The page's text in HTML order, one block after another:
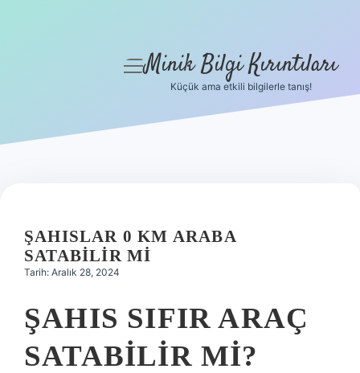
Hakkımızda
menüyü
Minik Bilgi Kırıntıları
Küçük ama etkili bilgilerle tanış!
ŞAHISLAR 0 KM ARABA
SATABILIR MI
Tarih: Aralık 28, 2024
ŞAHIS SIFIR ARAÇ
SATABILIR MI?